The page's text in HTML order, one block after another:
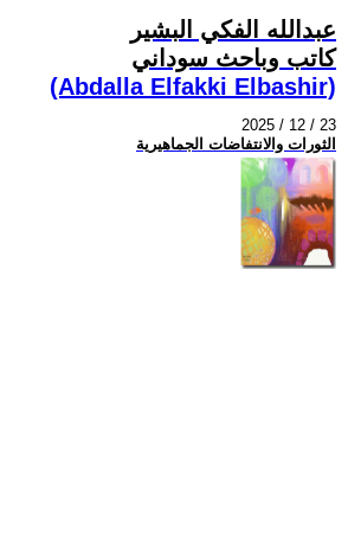
عبدالله الفكي البشير
كاتب وباحث سوداني
(Abdalla Elfakki Elbashir)
2025 / 12 / 23
الثورات والانتفاضات الجماهيرية